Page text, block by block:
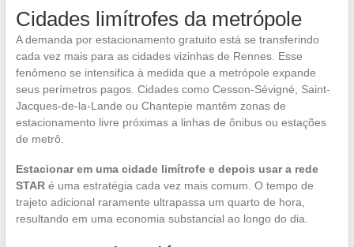
Cidades limítrofes da metrópole
A demanda por estacionamento gratuito está se transferindo
cada vez mais para as cidades vizinhas de Rennes. Esse
fenômeno se intensifica à medida que a metrópole expande
seus perímetros pagos. Cidades como Cesson-Sévigné, Saint-
Jacques-de-la-Lande ou Chantepie mantêm zonas de
estacionamento livre próximas a linhas de ônibus ou estações
de metrô.
Estacionar em uma cidade limítrofe e depois usar a rede
STARé uma estratégia cada vez mais comum. O tempo de
trajeto adicional raramente ultrapassa um quarto de hora,
resultando em uma economia substancial ao longo do dia.